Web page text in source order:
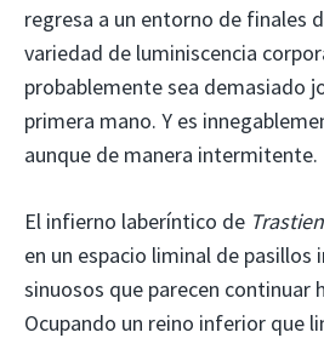
regresa a un entorno de finales
variedad de luminiscencia
probablemente sea demasiado
primera mano. Y es
aunque de manera intermitente.
El infierno laberíntico de
en un espacio liminal de
sinuosos que parecen continuar
Ocupando un reino inferior que